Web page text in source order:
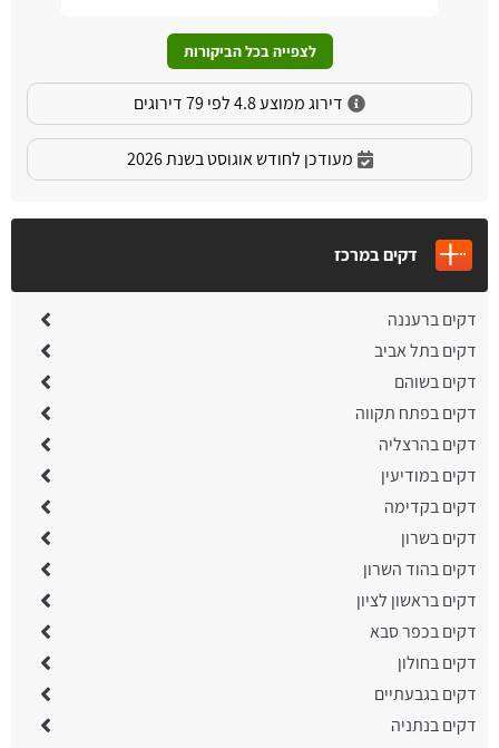
לצפייה בכל הביקורות
דירוג ממוצע 4.8 לפי 79 דירוגים
מעודכן לחודש אוגוסט בשנת 2026
דקים במרכז
דקים ברעננה
דקים בתל אביב
דקים בשוהם
דקים בפתח תקווה
דקים בהרצליה
דקים במודיעין
דקים בקדימה
דקים בשרון
דקים בהוד השרון
דקים בראשון לציון
דקים בכפר סבא
דקים בחולון
דקים בגבעתיים
דקים בנתניה